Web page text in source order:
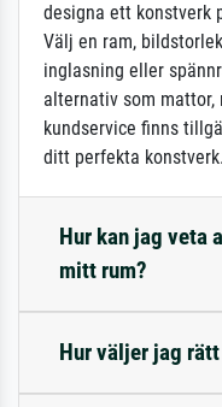
designa ett konstverk
Välj en ram,
inglasning eller
alternativ som
kundservice finns
ditt perfekta konstverk.
Hur kan jag veta
mitt rum?
Hur väljer jag